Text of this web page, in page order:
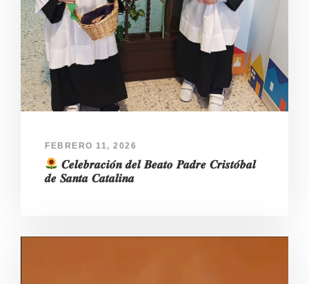
FEBRERO 11, 2026
𝑪𝒆𝒍𝒆𝒃𝒓𝒂𝒄𝒊𝒐́𝒏 𝒅𝒆𝒍 𝑩𝒆𝒂𝒕𝒐 𝑷𝒂𝒅𝒓𝒆 𝑪𝒓𝒊𝒔𝒕𝒐́𝒃𝒂𝒍
𝒅𝒆 𝑺𝒂𝒏𝒕𝒂 𝑪𝒂𝒕𝒂𝒍𝒊𝒏𝒂